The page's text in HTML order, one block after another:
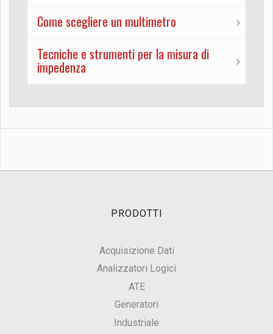
Come scegliere un multimetro
Tecniche e strumenti per la misura di
impedenza
PRODOTTI
Acquisizione Dati
Analizzatori Logici
ATE
Generatori
Industriale